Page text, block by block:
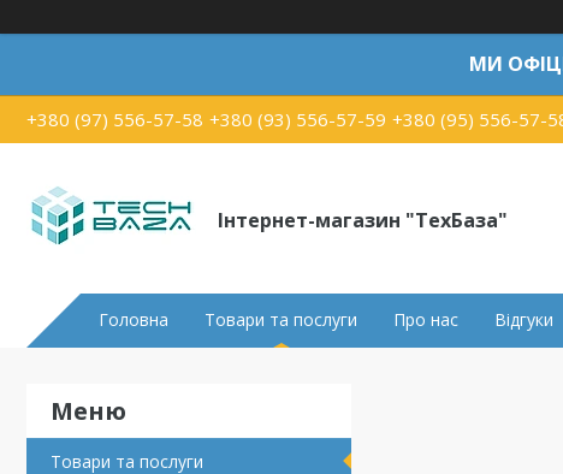
МИ
+380 (97) 556-57-58 +380 (93) 556-57-59 +380 (95) 556-57-
Інтернет-магазин "ТехБаза"
Головна Товари та послуги Про нас Відгуки
Товари та послуги